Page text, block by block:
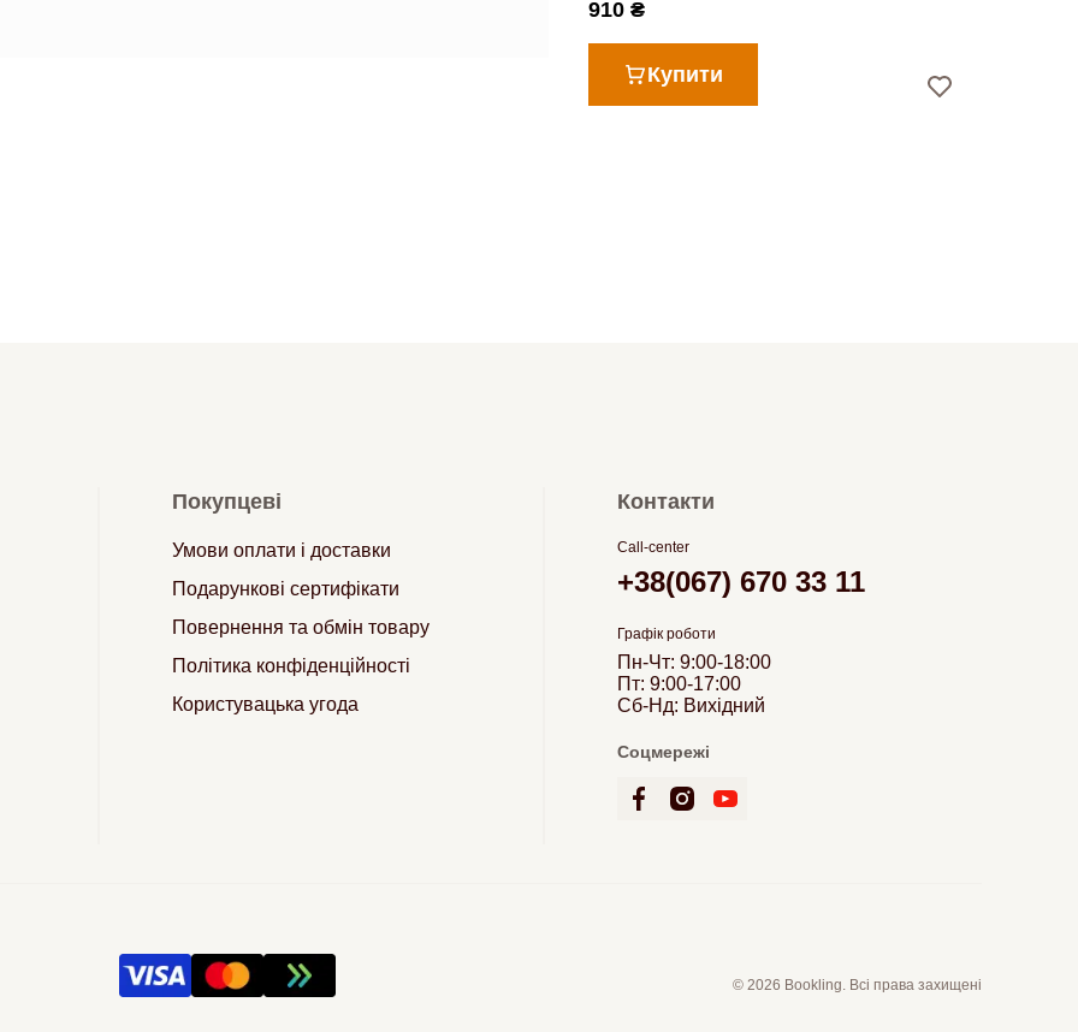
910 ₴
Купити
Покупцеві
Умови оплати і доставки
Подарункові сертифікати
Повернення та обмін товару
Політика конфіденційності
Користувацька угода
Контакти
Call-center
+38(067) 670 33 11
Графік роботи
Пн-Чт: 9:00-18:00
Пт: 9:00-17:00
Сб-Нд: Вихідний
Соцмережі
© 2026 Bookling. Всі права захищені